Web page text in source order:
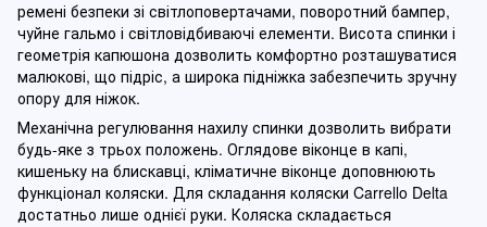
ремені безпеки зі світлоповертачами, поворотний бампер,
чуйне гальмо і світловідбиваючі елементи. Висота спинки і
геометрія капюшона дозволить комфортно розташуватися
малюкові, що підріс, а широка підніжка забезпечить зручну
опору для ніжок.
Механічна регулювання нахилу спинки дозволить вибрати
будь-яке з трьох положень. Оглядове віконце в капі,
кишеньку на блискавці, кліматичне віконце доповнюють
функціонал коляски. Для складання коляски Carrello Delta
достатньо лише однієї руки. Коляска складається